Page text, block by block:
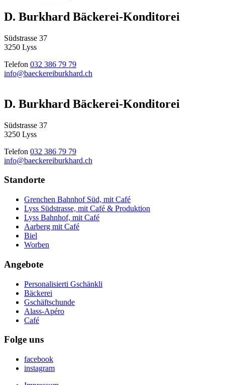
D. Burkhard Bäckerei-Konditorei
Südstrasse 37
3250 Lyss
Telefon 032 386 79 79
info@baeckereiburkhard.ch
D. Burkhard Bäckerei-Konditorei
Südstrasse 37
3250 Lyss
Telefon 032 386 79 79
info@baeckereiburkhard.ch
Standorte
Grenchen Bahnhof Süd, mit Café
Lyss Südstrasse, mit Café & Produktion
Lyss Bahnhof, mit Café
Aarberg mit Café
Biel
Worben
Angebote
Personalisierti Gschänkli
Bäckerei
Gschäftschunde
Alass-Apéro
Café
Folge uns
facebook
instagram